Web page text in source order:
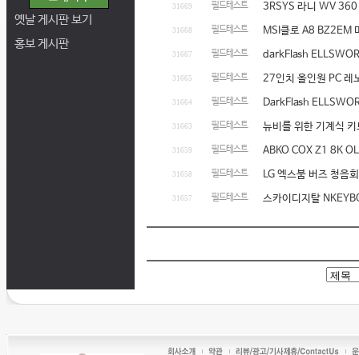
옛날 게시판 보기
홍보 게시판
31669 필드테스트 3RSYS 라니 WV 360
31668 필드테스트 MSI클로 A8 BZ2EM
31667 필드테스트 darkFlash
31665 필드테스트 27인치 올인원 PC 레
31664 필드테스트 DarkFlash
31663 필드테스트 뉴비를 위한 기계식
31659 필드테스트 ABKO COX Z1 8K
31658 필드테스트 LG 엑스붐 버즈 청음
31657 필드테스트 스카이디지탈